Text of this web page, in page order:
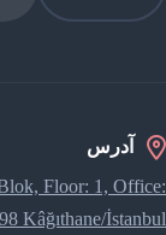
آدرس
Floor: 1, Office:
Kâğıthane/İstanbul.